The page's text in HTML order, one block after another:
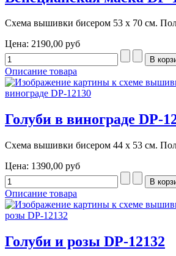
Схема вышивки бисером 53 х 70 см.
Цена: 2190,00 руб
Описание товара
Голуби в винограде DP-
Схема вышивки бисером 44 х 53 см.
Цена: 1390,00 руб
Описание товара
Голуби и розы DP-12132